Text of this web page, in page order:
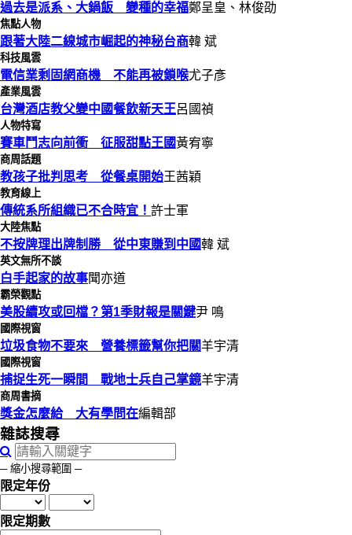
過去是派系、大鍋飯 變種的幸福鄭呈皇、林俊劭
焦點人物
跟著大陸二線城市崛起的神秘台商韓 斌
科技風雲
電信業剩固網商機 不能再被鎖喉尤子彥
產業風雲
台灣酒店教父變中國餐飲新天王呂國禎
人物特寫
賽車鬥志向前衝 征服甜點王國黃宥寧
商周話題
教孩子批判思考 從餐桌開始王茜穎
教育線上
傳統系所組織已不合時宜！ 許士軍
大陸焦點
不按牌理出牌制勝 從中東賺到中國韓 斌
英文無所不談
白手起家的故事聞亦道
霸榮觀點
美股續攻或回檔？第1季財報是關鍵尹 鳴
國際視窗
垃圾食物不要來 營養標籤幫你把關羊宇清
國際視窗
捕捉生死一瞬間 戰地士兵自己掌鏡羊宇清
商周書摘
獎金怎麼給 大有學問在編輯部
雜誌搜尋
─ 縮小搜尋範圍 ─
限定年份
限定期數